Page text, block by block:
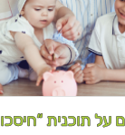
תוכנית